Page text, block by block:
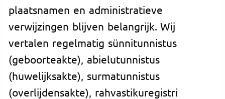
plaatsnamen en administratieve
verwijzingen blijven belangrijk. Wij
vertalen regelmatig sünnitunnistus
(geboorteakte), abielutunnistus
(huwelijksakte), surmatunnistus
(overlijdensakte), rahvastikuregistri